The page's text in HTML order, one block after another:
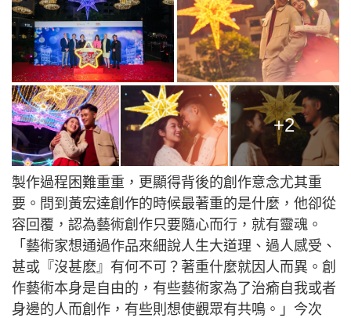
+2
製作過程困難重重，更顯得背後的創作意念尤其重
要。問到黃宏達創作的時候最著重的是什麼，他卻從
容回覆，認為藝術創作只要隨心而行，就有靈魂。
「藝術家想通過作品來細說人生大道理、過人感受、
甚或『沒甚麽』有何不可？著重什麼就因人而異。創
作藝術本身是自由的，有些藝術家為了治瘉自我或者
身邊的人而創作，有些則想使觀眾有共鳴。」今次